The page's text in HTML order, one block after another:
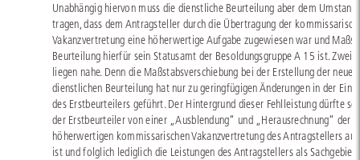
Unabhängig hiervon muss die dienstliche Beurteilung aber dem Umstand
tragen, dass dem Antragsteller durch die Übertragung der
Vakanzvertretung eine höherwertige Aufgabe zugewiesen war und
Beurteilung hierfür sein Statusamt der Besoldungsgruppe A 15 ist.
liegen nahe. Denn die Maßstabsverschiebung bei der Erstellung der neuen
dienstlichen Beurteilung hat nur zu geringfügigen Änderungen in der
des Erstbeurteilers geführt. Der Hintergrund dieser Fehlleistung dürfte
der Erstbeurteiler von einer „Ausblendung“ und „Herausrechnung“ der
höherwertigen kommissarischen Vakanzvertretung des Antragstellers
ist und folglich lediglich die Leistungen des Antragstellers als